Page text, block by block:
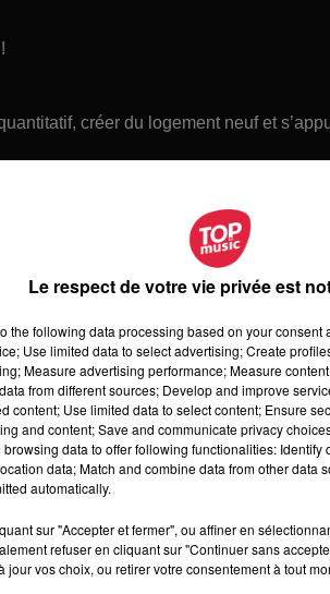
créer du logement neuf et
en transition énergétique et
Le respect de votre vie privée est
the following data processing based on your consent
Use limited data to select advertising; Create
Measure advertising performance; Measure
from different sources; Develop and improve
content; Use limited data to select content; Ensure
and content; Save and communicate privacy
data to offer following functionalities:
data; Match and combine data from other data
automatically.
sur "Accepter et fermer", ou affiner en
refuser en cliquant sur "Continuer sans
jour vos choix, ou retirer votre consentement à tout